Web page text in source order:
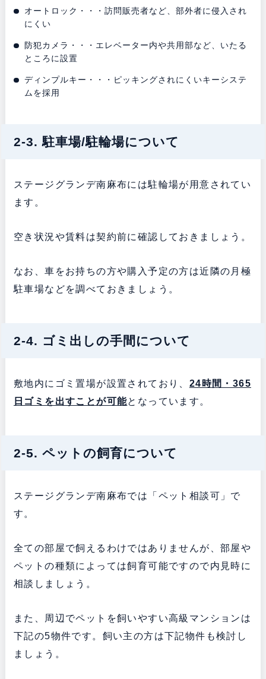
オートロック・・・訪問販売者など、部外者に侵入され
にくい
防犯カメラ・・・エレベーター内や共用部など、いたる
ところに設置
ディンプルキー・・・ピッキングされにくいキーシステ
ムを採用
2-3. 駐車場/駐輪場について
ステージグランデ南麻布には駐輪場が用意されてい
ます。
空き状況や賃料は契約前に確認しておきましょう。
なお、車をお持ちの方や購入予定の方は近隣の月極
駐車場などを調べておきましょう。
2-4. ゴミ出しの手間について
敷地内にゴミ置場が設置されており、 24時間・365
日ゴミを出すことが可能となっています。
2-5. ペットの飼育について
ステージグランデ南麻布では「ペット相談可」で
す。
全ての部屋で飼えるわけではありませんが、部屋や
ペットの種類によっては飼育可能ですので内見時に
相談しましょう。
また、周辺でペットを飼いやすい高級マンションは
下記の5物件です。飼い主の方は下記物件も検討し
ましょう。